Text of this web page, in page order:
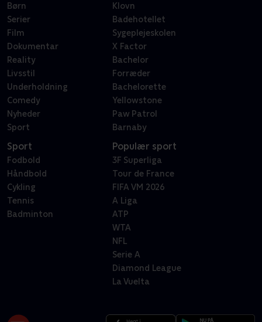
Børn
Serier
Film
Dokumentar
Reality
Livsstil
Underholdning
Comedy
Nyheder
Sport
Klovn
Badehotellet
Sygeplejeskolen
X Factor
Bachelor
Forræder
Bachelorette
Yellowstone
Paw Patrol
Barnaby
Sport
Fodbold
Håndbold
Cykling
Tennis
Badminton
Populær sport
3F Superliga
Tour de France
FIFA VM 2026
A Liga
ATP
WTA
NFL
Serie A
Diamond League
La Vuelta